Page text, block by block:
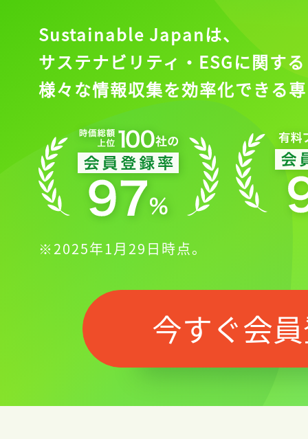
Sustainable Japanは、
サステナビリティ・ESGに関する
様々な情報収集を効率化できる
※2025年1月29日時点。
今すぐ会